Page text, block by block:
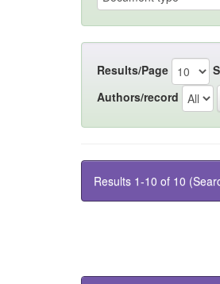
Results/Page
Authors/record
Results 1-10 of 10